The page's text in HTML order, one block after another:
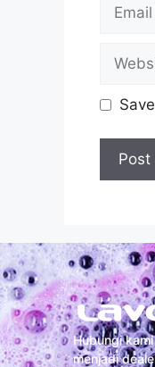
Hubungi
menjadi